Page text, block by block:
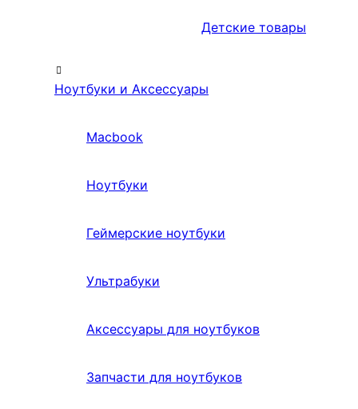
Детские товары
Ноутбуки и Аксессуары
Macbook
Ноутбуки
Геймерские ноутбуки
Ультрабуки
Аксессуары для ноутбуков
Запчасти для ноутбуков